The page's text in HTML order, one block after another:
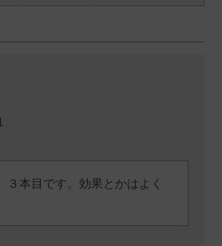
３本目です。効果とかはよく